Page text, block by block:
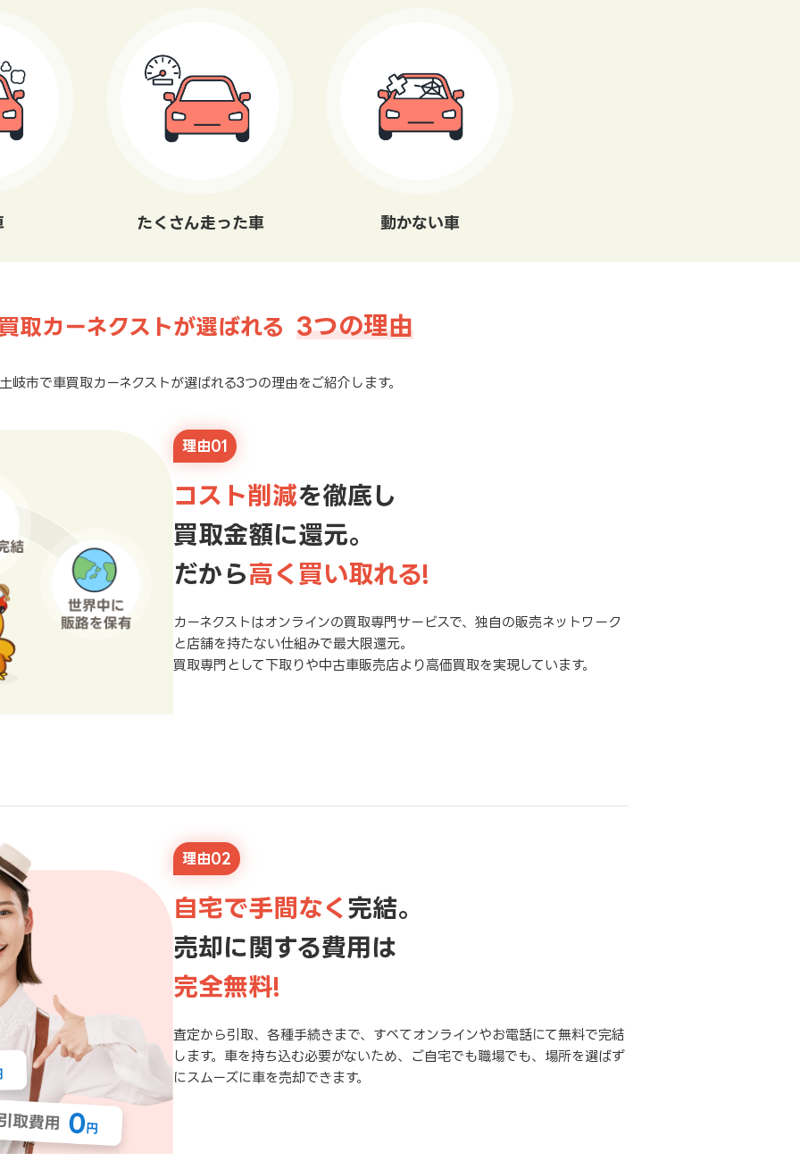
たくさん走った車 動かない車
取カーネクストが選ばれる 3つの理由
岐市で車買取カーネクストが選ばれる3つの理由をご紹介します。
理由01
コスト削減を徹底し
買取金額に還元。
だから高く買い取れる!
カーネクストはオンラインの買取専門サービスで、独自の販売ネットワーク
と店舗を持たない仕組みで最大限還元。
買取専門として下取りや中古車販売店より高価買取を実現しています。
理由02
自宅で手間なく 完結。
売却に関する費用は
完全無料!
査定から引取、各種手続きまで、すべてオンラインやお電話にて無料で完結
します。車を持ち込む必要がないため、ご自宅でも職場でも、場所を選ばず
にスムーズに車を売却できます。